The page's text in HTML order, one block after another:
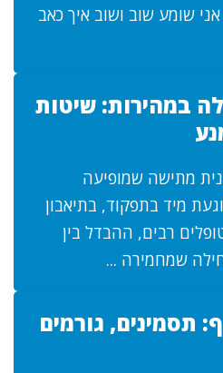
שומע שוב ושוב איך כאב
במהירות: שיטות
מתישה שמופיעה
מיד בתפקוד, בתיאבון
רבים, ההבדל בין
שמחמירה ...
תסמינים, גורמים